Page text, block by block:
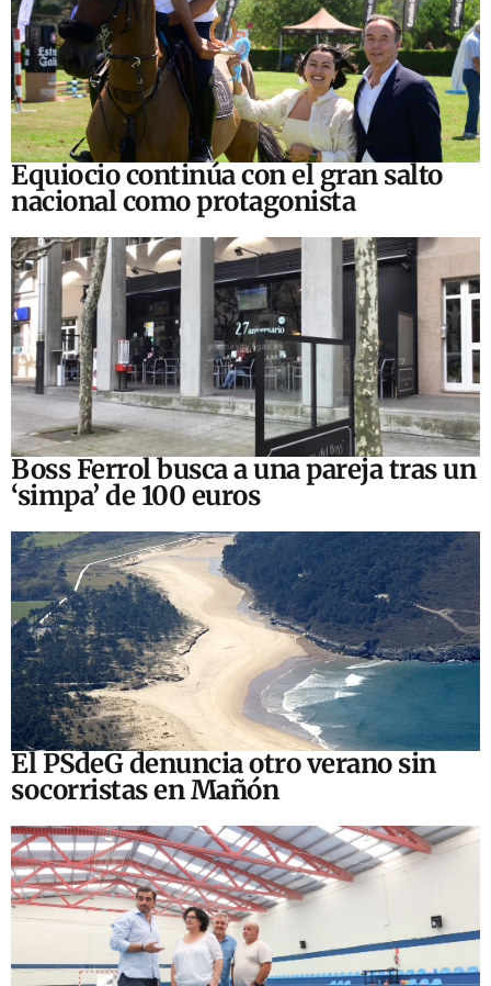
Equiocio continúa con el gran salto
nacional como protagonista
Boss Ferrol busca a una pareja tras un
‘simpa’ de 100 euros
El PSdeG denuncia otro verano sin
socorristas en Mañón